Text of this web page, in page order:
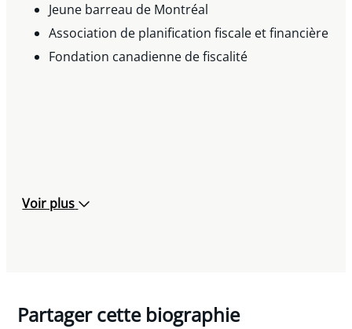
Jeune barreau de Montréal
Association de planification fiscale et financière
Fondation canadienne de fiscalité
Voir plus
Partager cette biographie